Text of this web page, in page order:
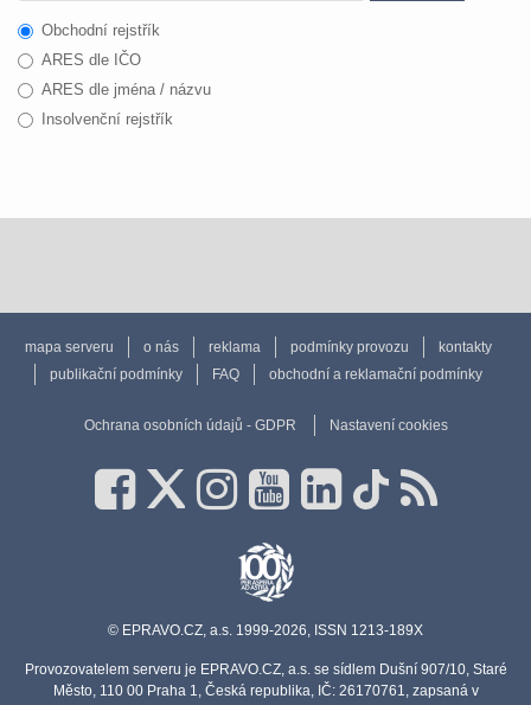
Obchodní rejstřík
ARES dle IČO
ARES dle jména / názvu
Insolvenční rejstřík
mapa serveru o nás reklama podmínky provozu
kontakty
publikační podmínky
FAQ obchodní a reklamační podmínky
Ochrana osobních údajů - GDPR Nastavení cookies
© EPRAVO.CZ, a.s. 1999-2026, ISSN 1213-189X
Provozovatelem serveru je EPRAVO.CZ, a.s. se sídlem Dušní 907/10, Staré
Město, 110 00 Praha 1, Česká republika, IČ: 26170761, zapsaná v